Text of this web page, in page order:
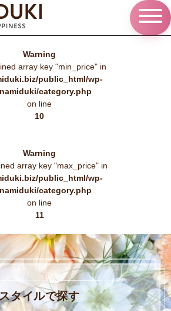
Warning
array key "min_price" in
public_html/wp-
category.php
on line
10
Warning
array key "max_price" in
public_html/wp-
category.php
on line
11
タイルで探す